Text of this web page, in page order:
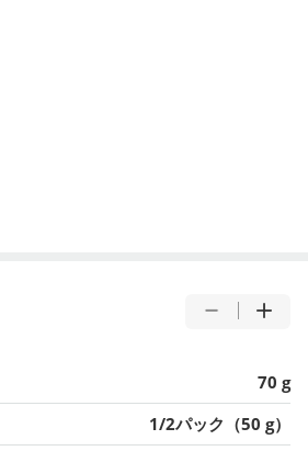
70 g
1/2パック（50 g）